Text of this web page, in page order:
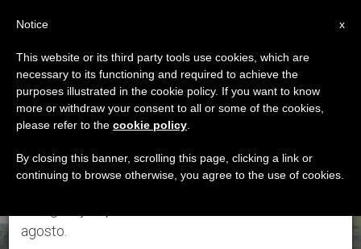
ETIQUETA
Posts Tagged
‘destruye’
ÚLTIMAS NOTICIAS
×
Aviso importante
Del 27 de julio al 7 de agosto haremos la pausa
anual, aprovechando que en el periodo de verano
se generan menos informaciones y también el
agosto.
x
Notice
This website or its third party tools use cookies, which are
necessary to its functioning and required to achieve the
purposes illustrated in the cookie policy. If you want to know
more or withdraw your consent to all or some of the cookies,
please refer to the cookie policy
By closing this banner, scrolling this page, clicking a link or
continuing to browse otherwise, you agree to the use of cookies.